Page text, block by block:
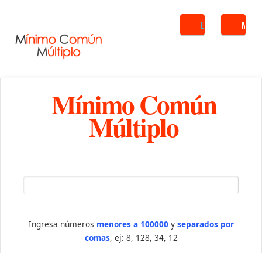
Buscar
Mínimo Común
Múltiplo
Ingresa números menores a 100000y separados por
comas, ej: 8, 128, 34, 12